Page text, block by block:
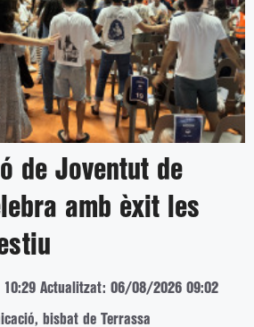
de Joventut de
amb èxit les
Actualitzat: 06/08/2026 09:02
bisbat de Terrassa